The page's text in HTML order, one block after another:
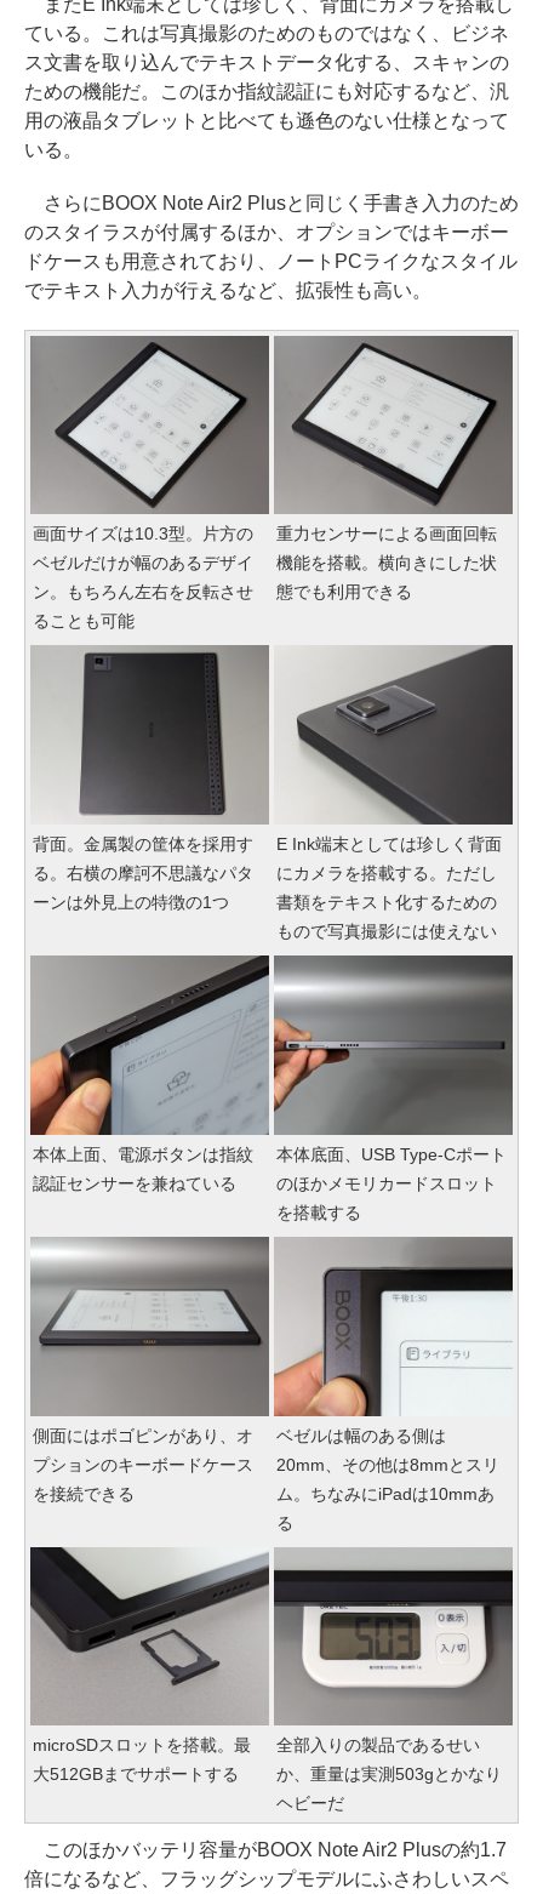
ている。これは写真撮影のためのものではなく、ビジネ
ス文書を取り込んでテキストデータ化する、スキャンの
ための機能だ。このほか指紋認証にも対応するなど、汎
用の液晶タブレットと比べても遜色のない仕様となって
いる。
さらにBOOX Note Air2 Plusと同じく手書き入力のため
のスタイラスが付属するほか、オプションではキーボー
ドケースも用意されており、ノートPCライクなスタイル
でテキスト入力が行えるなど、拡張性も高い。
画面サイズは10.3型。片方の
ベゼルだけが幅のあるデザイ
ン。もちろん左右を反転させ
ることも可能
重力センサーによる画面回転
機能を搭載。横向きにした状
態でも利用できる
背面。金属製の筐体を採用す
る。右横の摩訶不思議なパタ
ーンは外見上の特徴の1つ
E Ink端末としては珍しく背面
にカメラを搭載する。ただし
書類をテキスト化するための
もので写真撮影には使えない
本体上面、電源ボタンは指紋
認証センサーを兼ねている
本体底面、USB Type-Cポート
のほかメモリカードスロット
を搭載する
側面にはポゴピンがあり、オ
プションのキーボードケース
を接続できる
ベゼルは幅のある側は
20mm、その他は8mmとスリ
ム。ちなみにiPadは10mmあ
る
microSDスロットを搭載。最
大512GBまでサポートする
全部入りの製品であるせい
か、重量は実測503gとかなり
ヘビーだ
このほかバッテリ容量がBOOX Note Air2 Plusの約1.7
倍になるなど、フラッグシップモデルにふさわしいスペ